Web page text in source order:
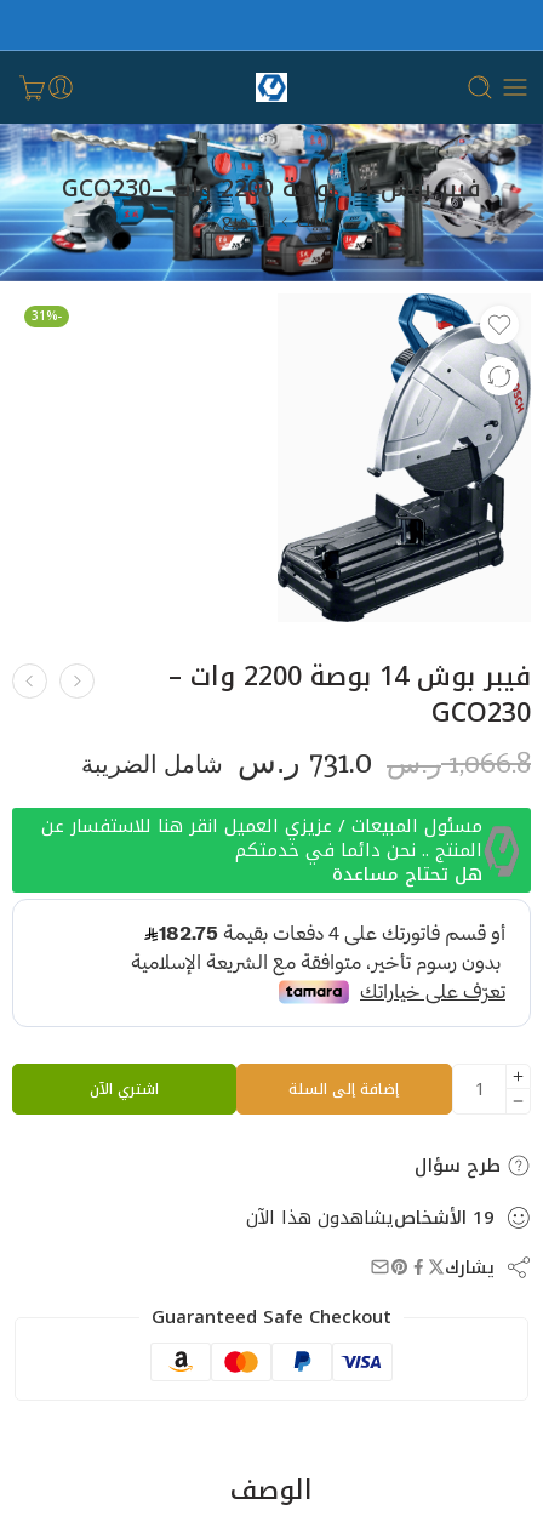
فيبر بوش 14 بوصة 2200 وات –GCO230
بيت الجميع
-31%
فيبر بوش 14 بوصة 2200 وات –
GCO230
1,066.8 ر.س 731.0 ر.س شامل الضريبة
مسئول المبيعات / عزيزي العميل انقر هنا للاستفسار عن
المنتج .. نحن دائما في خدمتكم
هل تحتاج مساعدة
إضافة إلى السلة اشتري الآن
طرح سؤال
19 الأشخاصيشاهدون هذا الآن
يشارك
Guaranteed Safe Checkout
الوصف